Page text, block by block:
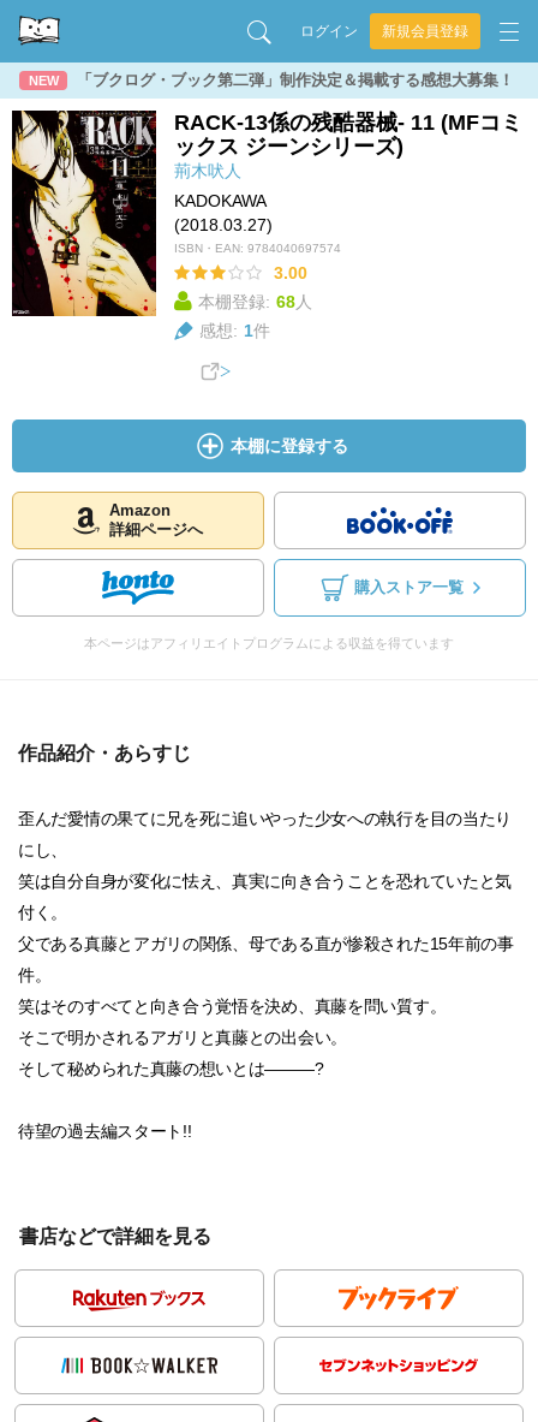
ログイン 新規会員登録
NEW 「ブクログ・ブック第二弾」制作決定＆掲載する感想大募集！
RACK‐13係の残酷器械‐ 11 (MFコミ
ックス ジーンシリーズ)
荊木吠人
KADOKAWA
(2018.03.27)
ISBN・EAN: 9784040697574
3.00
本棚登録: 68人
感想: 1件
本棚に登録する
Amazon
詳細ページへ
購入ストア一覧
本ページはアフィリエイトプログラムによる収益を得ています
作品紹介・あらすじ
歪んだ愛情の果てに兄を死に追いやった少女への執行を目の当たり
にし、
笑は自分自身が変化に怯え、真実に向き合うことを恐れていたと気
付く。
父である真藤とアガリの関係、母である直が惨殺された15年前の事
件。
笑はそのすべてと向き合う覚悟を決め、真藤を問い質す。
そこで明かされるアガリと真藤との出会い。
そして秘められた真藤の想いとは―――?
待望の過去編スタート!!
書店などで詳細を見る